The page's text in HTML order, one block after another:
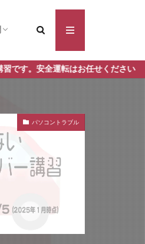
予習！
ードライバー講習 モロッコ屋
はお任せください
パソコントラブル